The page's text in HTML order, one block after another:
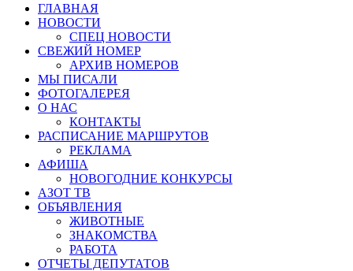
ГЛАВНАЯ
НОВОСТИ
СПЕЦ НОВОСТИ
СВЕЖИЙ НОМЕР
АРХИВ НОМЕРОВ
МЫ ПИСАЛИ
ФОТОГАЛЕРЕЯ
О НАС
КОНТАКТЫ
РАСПИСАНИЕ МАРШРУТОВ
РЕКЛАМА
АФИША
НОВОГОДНИЕ КОНКУРСЫ
АЗОТ ТВ
ОБЪЯВЛЕНИЯ
ЖИВОТНЫЕ
ЗНАКОМСТВА
РАБОТА
ОТЧЕТЫ ДЕПУТАТОВ